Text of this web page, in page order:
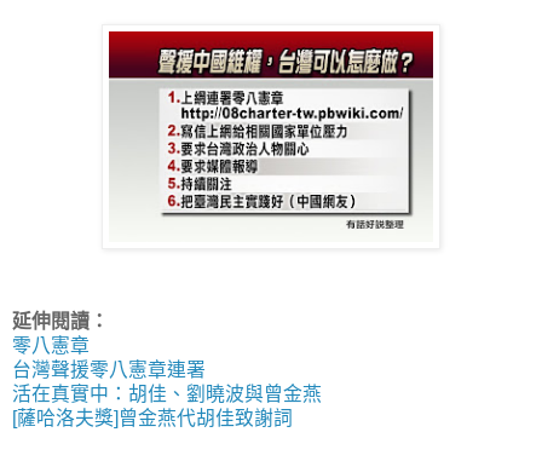
延伸閱讀：
零八憲章
台灣聲援零八憲章連署
活在真實中：胡佳、劉曉波與曾金燕
[薩哈洛夫獎]曾金燕代胡佳致謝詞